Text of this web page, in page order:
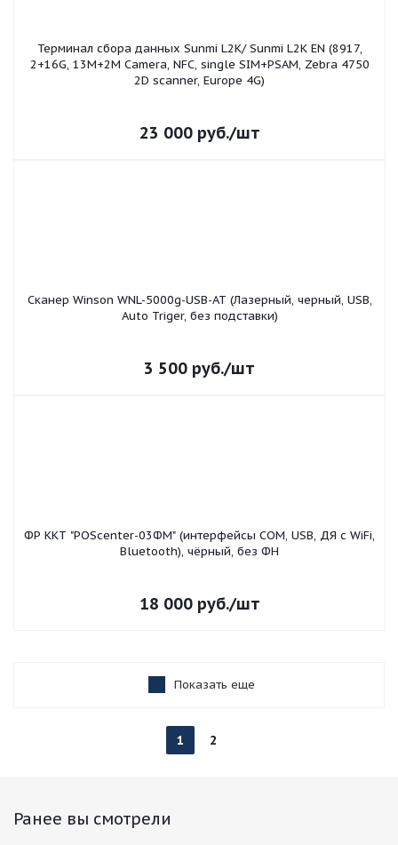
Терминал сбора данных Sunmi L2K/ Sunmi L2K EN (8917,
2+16G, 13M+2M Camera, NFC, single SIM+PSAM, Zebra 4750
2D scanner, Europe 4G)
23 000руб./шт
Сканер Winson WNL-5000g-USB-AT (Лазерный, черный, USB,
Auto Triger, без подставки)
3 500 руб./шт
ФР ККТ "POScenter-03ФМ" (интерфейсы COM, USB, ДЯ с WiFi,
Bluetooth), чёрный, без ФН
18 000руб./шт
Показать еще
1 2
Ранее вы смотрели